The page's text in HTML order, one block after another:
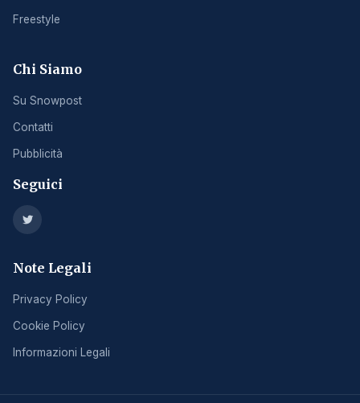
Freestyle
Chi Siamo
Su Snowpost
Contatti
Pubblicità
Seguici
Note Legali
Privacy Policy
Cookie Policy
Informazioni Legali